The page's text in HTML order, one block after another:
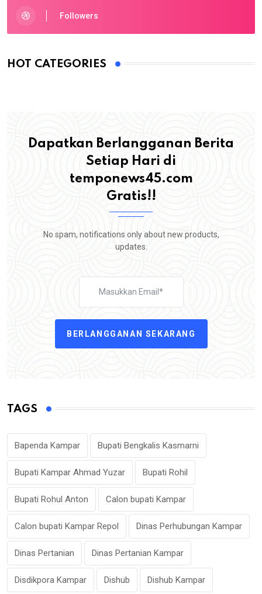
Followers
HOT CATEGORIES
Dapatkan Berlangganan Berita
Setiap Hari di
temponews45.com
Gratis!!
No spam, notifications only about new products,
updates.
BERLANGGANAN SEKARANG
TAGS
Bapenda Kampar Bupati Bengkalis Kasmarni
Bupati Kampar Ahmad Yuzar Bupati Rohil
Bupati Rohul Anton Calon bupati Kampar
Calon bupati Kampar Repol Dinas Perhubungan Kampar
Dinas Pertanian Dinas Pertanian Kampar
Disdikpora Kampar Dishub Dishub Kampar